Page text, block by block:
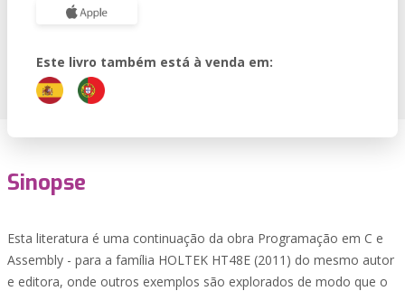
Este livro também está à venda em:
Sinopse
Esta literatura é uma continuação da obra Programação em C e
Assembly - para a família HOLTEK HT48E (2011) do mesmo autor
e editora, onde outros exemplos são explorados de modo que o